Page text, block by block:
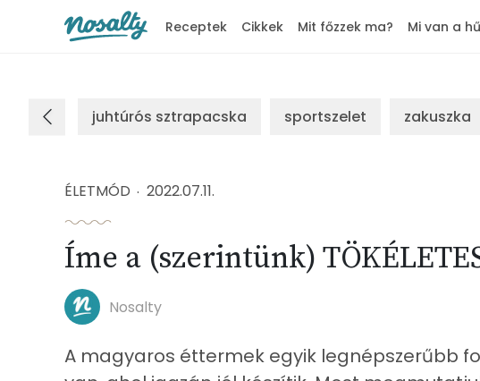
Receptek Cikkek Mit főzzek ma? Mi van a
juhtúrós sztrapacska sportszelet zakuszka
ÉLETMÓD 2022.07.11.
Íme a (szerintünk)
Nosalty
A magyaros éttermek egyik legnépszerűbb